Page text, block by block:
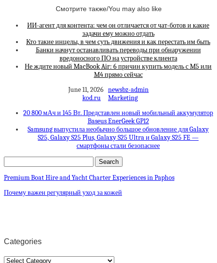
Смотрите также/You may also like
ИИ-агент для контента: чем он отличается от чат-ботов и какие
задачи ему можно отдать
Кто такие инцелы, в чем суть движения и как перестать им быть
Банки начнут останавливать переводы при обнаружении
вредоносного ПО на устройстве клиента
Не ждите новый MacBook Air: 6 причин купить модель с M5 или
M4 прямо сейчас
June 11, 2026 newsbz-admin
kod.ru
Marketing
20 800 мАч и 145 Вт. Представлен новый мобильный аккумулятор
Baseus EnerGeek GP12
Samsung выпустила необычно большое обновление для Galaxy
S25, Galaxy S25 Plus, Galaxy S25 Ultra и Galaxy S25 FE —
смартфоны стали безопаснее
Premium Boat Hire and Yacht Charter Experiences in Paphos
Почему важен регулярный уход за кожей
Categories
Categories